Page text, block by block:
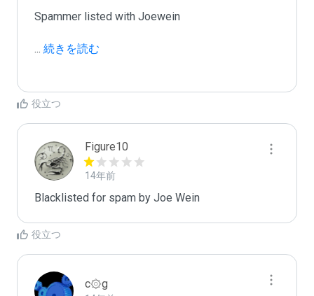
Spammer listed with Joewein
... 続きを読む
役立つ
Figure10
14年前
Blacklisted for spam by Joe Wein
役立つ
c۞g